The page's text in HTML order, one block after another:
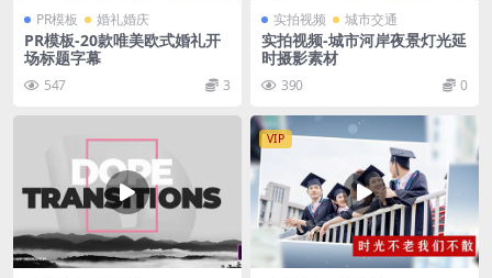
PR模板 婚礼婚庆
PR模板-20款唯美欧式婚礼开
场标题字幕
547 3
实拍视频 城市交通
实拍视频-城市河岸夜景灯光延
时摄影素材
390 0
VIP